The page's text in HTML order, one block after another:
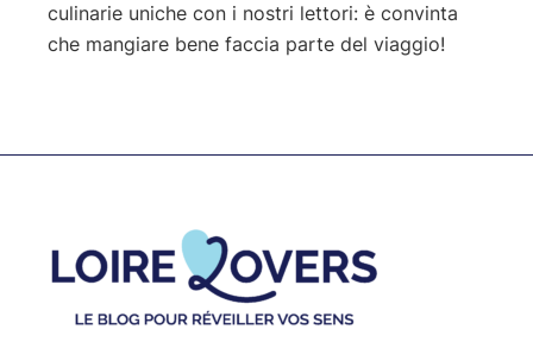
culinarie uniche con i nostri lettori: è convinta
che mangiare bene faccia parte del viaggio!
Footer